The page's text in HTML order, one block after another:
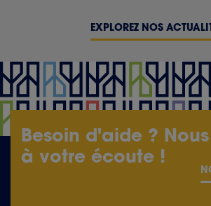
EXPLOREZ NOS
Besoin d'aide ?
à votre écoute !